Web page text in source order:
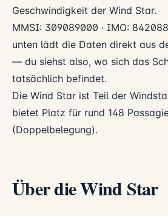
Geschwindigkeit der Wind Star.
MMSI: 309089000 · IMO:
unten lädt die Daten direkt aus
— du siehst also, wo sich das
tatsächlich befindet.
Die Wind Star ist Teil der
bietet Platz für rund 148
(Doppelbelegung).
Über die Wind Star